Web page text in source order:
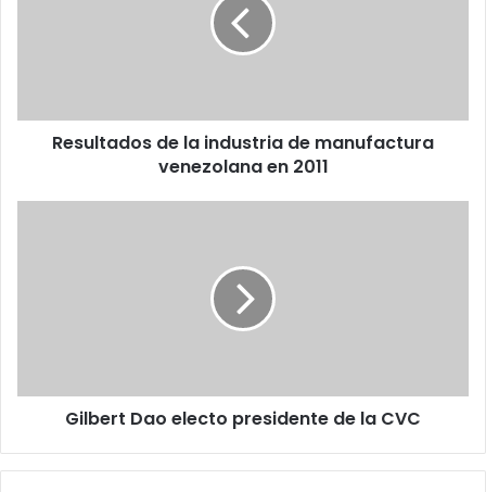
2011
Resultados de la industria de manufactura
venezolana en 2011
Gilbert Dao electo presidente de la CVC